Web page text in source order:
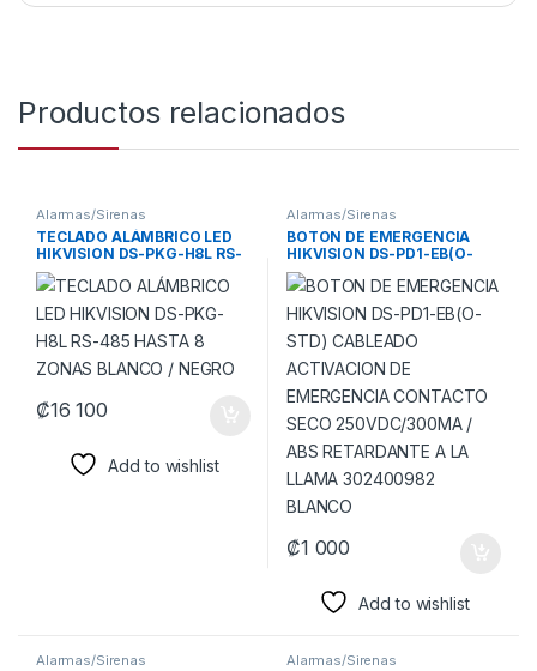
Productos relacionados
Alarmas/Sirenas
TECLADO ALÁMBRICO LED
HIKVISION DS-PKG-H8L RS-
485 HASTA 8 ZONAS
BLANCO / NEGRO
₡16 100
Add to wishlist
Alarmas/Sirenas
BOTON DE EMERGENCIA
HIKVISION DS-PD1-EB(O-
STD) CABLEADO
ACTIVACION DE
EMERGENCIA CONTACTO
SECO 250VDC/300MA / ABS
RETARDANTE A LA LLAMA
302400982 BLANCO
₡1 000
Add to wishlist
Alarmas/Sirenas Alarmas/Sirenas